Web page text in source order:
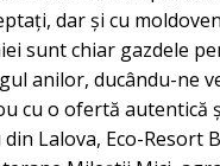
dar și cu
sunt chiar gazdele
anilor, ducându-ne
cu o ofertă autentică
Lalova, Eco-Resort